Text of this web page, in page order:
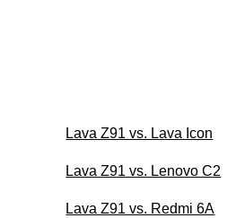
Lava Z91 vs. Lava Icon
Lava Z91 vs. Lenovo C2
Lava Z91 vs. Redmi 6A